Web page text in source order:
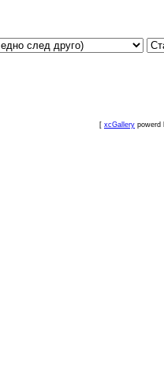
[ xcGallery